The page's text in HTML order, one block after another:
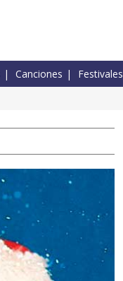
Canciones Festivales